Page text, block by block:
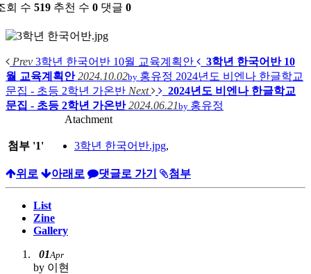
회 수 519 추천 수 0 댓글 0
Prev 3학년 한국어반 10월 교육계획안
3학년 한국어반 10
월 교육계획안 2024.10.02by 홍유정 2024년도 비엔나 한글학교
문집 - 초등 2학년 가온반 Next
2024년도 비엔나 한글학교
문집 - 초등 2학년 가온반 2024.06.21by 홍유정
Atachment
첨부 '1' 3학년 한국어반.jpg,
위로 아래로 댓글로 가기 첨부
List
Zine
Gallery
01Apr
by 이현